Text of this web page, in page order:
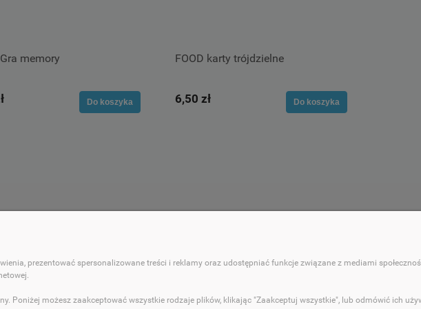
memory
Do koszyka
FOOD karty trójdzielne
6,50 zł Do koszyka
zamówienia
Regulamin sklepu
Twoje
Ulubione
prezentować spersonalizowane treści i reklamy oraz udostępniać funkcje związane z mediami
Poniżej możesz zaakceptować wszystkie rodzaje plików, klikając "Zaakceptuj wszystkie", lub odmówić ich